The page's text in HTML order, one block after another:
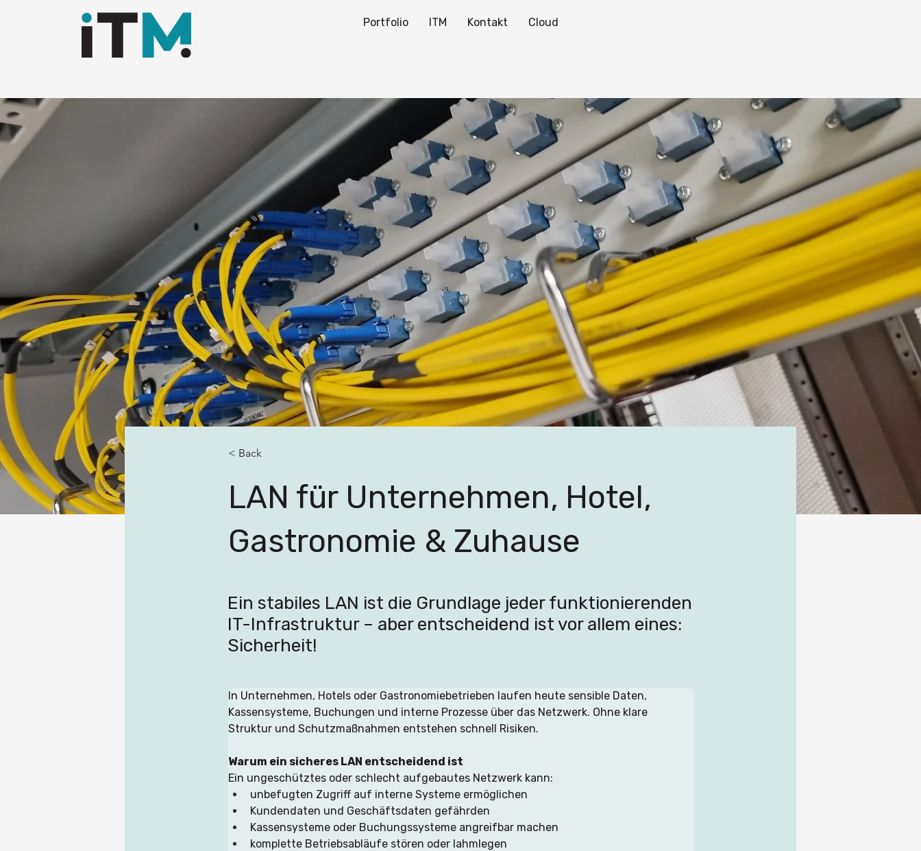
Portfolio ITM Kontakt Cloud
< Back
LAN für Unternehmen, Hotel,
Gastronomie & Zuhause
Ein stabiles LAN ist die Grundlage jeder funktionierenden
IT-Infrastruktur – aber entscheidend ist vor allem eines:
Sicherheit!
In Unternehmen, Hotels oder Gastronomiebetrieben laufen heute sensible Daten,
Kassensysteme, Buchungen und interne Prozesse über das Netzwerk. Ohne klare
Struktur und Schutzmaßnahmen entstehen schnell Risiken.
Warum ein sicheres LAN entscheidend ist
Ein ungeschütztes oder schlecht aufgebautes Netzwerk kann:
unbefugten Zugriff auf interne Systeme ermöglichen
Kundendaten und Geschäftsdaten gefährden
Kassensysteme oder Buchungssysteme angreifbar machen
komplette Betriebsabläufe stören oder lahmlegen